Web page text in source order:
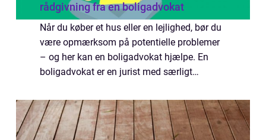
rådgivning fra en boligadvokat
Når du køber et hus eller en lejlighed, bør du
være opmærksom på potentielle problemer
– og her kan en boligadvokat hjælpe. En
boligadvokat er en jurist med særligt
erfaring inden for rådgivning af private...